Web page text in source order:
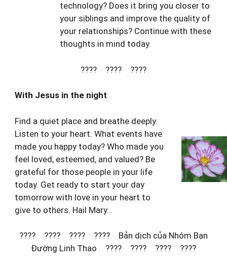
technology? Does it bring you closer to
your siblings and improve the quality of
your relationships? Continue with these
thoughts in mind today.
???? ???? ????
With Jesus in the night
Find a quiet place and breathe deeply.
Listen to your heart. What events have
made you happy today? Who made you
feel loved, esteemed, and valued? Be
grateful for those people in your life
today. Get ready to start your day
tomorrow with love in your heart to
give to others. Hail Mary…
???? ???? ???? ???? Bản dịch của Nhóm Bạn
Đường Linh Thao ???? ???? ???? ????